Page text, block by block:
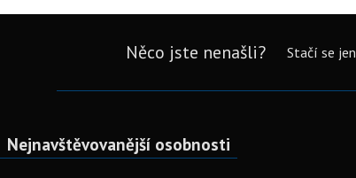
Něco jste nenašli? Stačí se jen
Nejnavštěvovanější osobnosti